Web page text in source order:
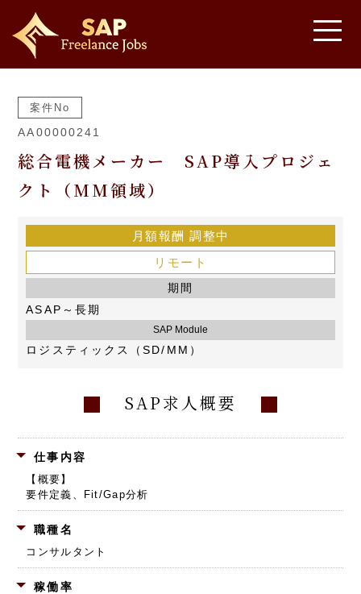
案件No
AA00000241
総合電機メーカー SAP導入プロジェ
クト（MM領域）
月額報酬 調整中
リモート
期間
ASAP～長期
SAP Module
ロジスティックス（SD/MM）
SAP求人概要
仕事内容
【概要】
要件定義、Fit/Gap分析
職種名
コンサルタント
稼働率